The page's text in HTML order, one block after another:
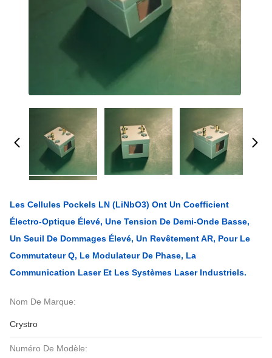
Les Cellules Pockels LN (LiNbO3) Ont Un Coefficient
Électro-Optique Élevé, Une Tension De Demi-Onde Basse,
Un Seuil De Dommages Élevé, Un Revêtement AR, Pour Le
Commutateur Q, Le Modulateur De Phase, La
Communication Laser Et Les Systèmes Laser Industriels.
Nom De Marque:
Crystro
Numéro De Modèle: